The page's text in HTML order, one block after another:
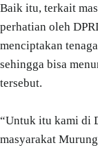
Baik itu, terkait
perhatian oleh
menciptakan
sehingga bisa
tersebut.
“Untuk itu kami di
masyarakat